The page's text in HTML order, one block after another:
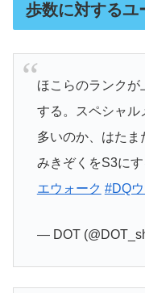
歩数に対するユ
ほこらのランク
する。スペシャル
多いのか、はた
みきぞくをS3に
エウォーク #DQ
— DOT